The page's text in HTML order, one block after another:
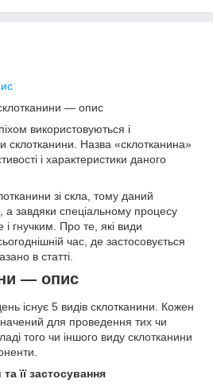
— опис
використовуються і
склотканини. Назва «склотканина»
і характеристики даного
зі скла, тому даний
а завдяки спеціальному процесу
гнучким. Про те, які види
час, де застосовується
в статті.
— опис
існує 5 видів склотканини. Кожен
для проведення тих чи
того чи іншого виду склотканини
її застосування